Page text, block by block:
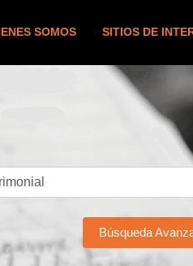
SOMOS SITIOS DE
Búsqueda